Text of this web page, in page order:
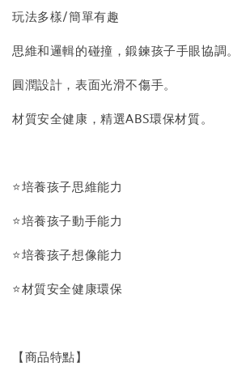
玩法多樣/簡單有趣
思維和邏輯的碰撞，鍛鍊孩子手眼協調。
圓潤設計，表面光滑不傷手。
材質安全健康，精選ABS環保材質。
⭐培養孩子思維能力
⭐培養孩子動手能力
⭐培養孩子想像能力
⭐材質安全健康環保
【商品特點】